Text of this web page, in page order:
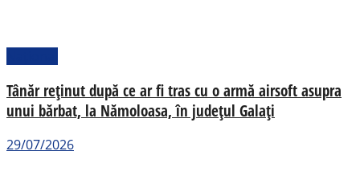
Tânăr reținut după ce ar fi tras cu o armă airsoft asupra
unui bărbat, la Nămoloasa, în județul Galați
29/07/2026